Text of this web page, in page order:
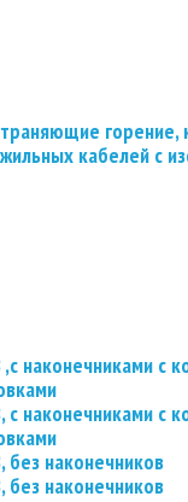
горение,
кабелей с
наконечниками с
наконечниками с
без наконечников
без наконечников